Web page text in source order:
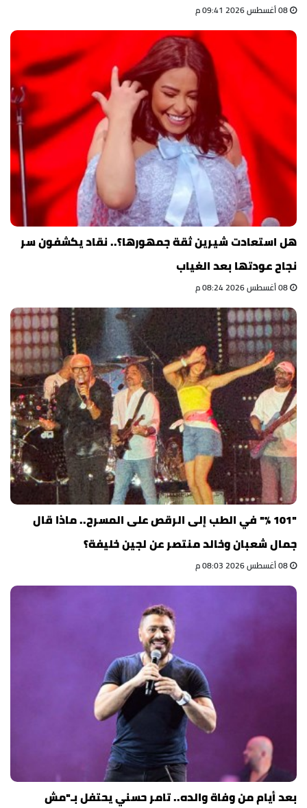
هل استعادت شيرين ثقة جمهورها؟.. نقاد يكشفون سر
نجاح عودتها بعد الغياب
"101 %" في الطب إلى الرقص على المسرح.. ماذا قال
جمال شعبان وخالد منتصر عن لجين خليفة؟
بعد أيام من وفاة والده.. تامر حسني يحتفل بـ"مش